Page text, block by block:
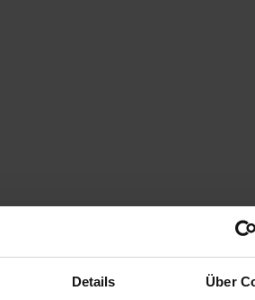
Details Über